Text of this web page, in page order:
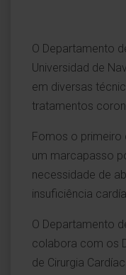
O Departamento
Universidad de
em diversas
tratamentos
Fomos o primeiro
um marcapasso
necessidade de
insuficiência
O Departamento
colabora com os
de Cirurgia